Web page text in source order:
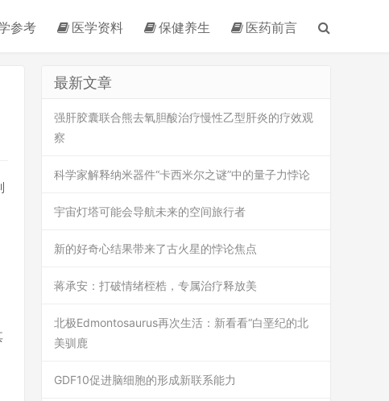
参考 医学资料 保健养生 医药前言
最新文章
强肝胶囊联合熊去氧胆酸治疗慢性乙型肝炎的疗效观
察
科学家解释纳米器件“卡西米尔之谜”中的量子力悖论
宇宙灯塔可能会导航未来的空间旅行者
新的好奇心结果带来了古火星的悖论焦点
蒋承安：打破情绪桎梏，专属治疗释放美
北极Edmontosaurus再次生活：新看看“白垩纪的北
美驯鹿
GDF10促进脑细胞的形成新联系能力